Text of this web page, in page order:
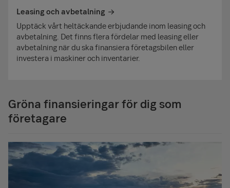
Leasing och avbetalning
Upptäck vårt heltäckande erbjudande inom leasing och
avbetalning. Det finns flera fördelar med leasing eller
avbetalning när du ska finansiera företagsbilen eller
investera i maskiner och inventarier.
Gröna finansieringar för dig som
företagare